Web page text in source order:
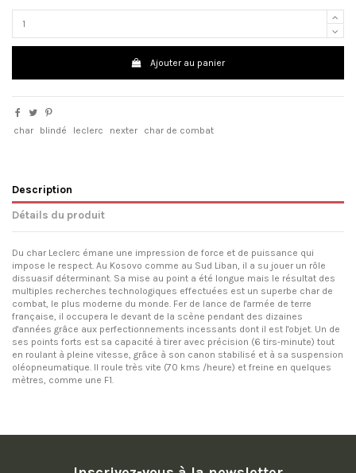
Ajouter au panier
char blindé leclerc nexter char de combat
Description
Détails du produit
Du char Leclerc émane une impression de force et de puissance qui
impose le respect. Au Kosovo comme au Sud Liban, il a su jouer un rôle
dissuasif déterminant. Sa mise au point a été longue mais le résultat des
multiples recherches technologiques effectuées est un superbe char de
combat, le plus moderne du monde. Fer de lance de l'armée de terre
française, il occupera le devant de la scène pendant des dizaines
d'années grâce aux perfectionnements incessants dont il est l'objet. Un de
ses points forts est sa capacité à tirer avec précision (6 tirs-minute) tout
en roulant à pleine vitesse, grâce à son canon stabilisé et à sa suspension
oléopneumatique. Il roule très vite (70 kms /heure) et freine en quelques
mètres, comme une F1.